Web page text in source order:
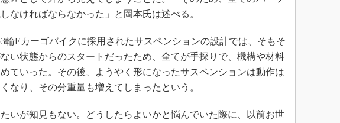
なければならなかった」と岡本氏は述べる。
Eカーゴバイクに採用されたサスペンションの設計では、そもそ
い状態からのスタートだったため、全てが手探りで、機構や材料
ていった。その後、ようやく形になったサスペンションは動作は
なり、その分重量も増えてしまったという。
たいが知見もない。どうしたらよいかと悩んでいた際に、以前お世